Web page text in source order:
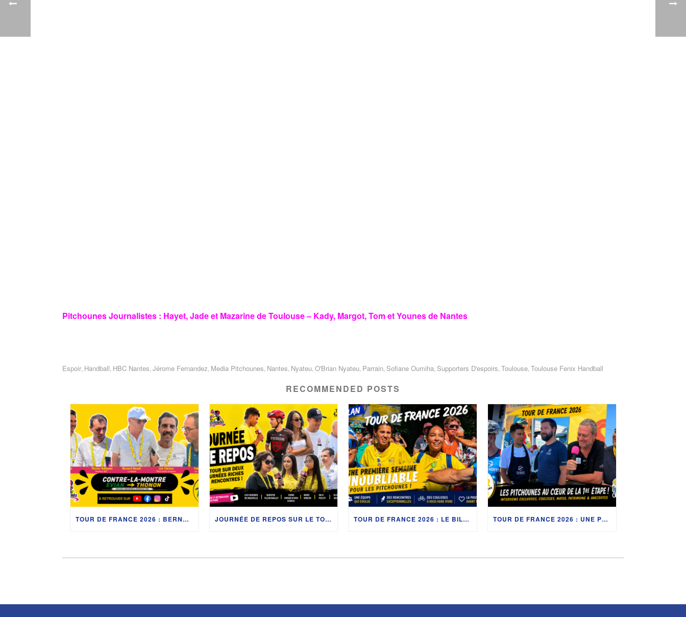
Pitchounes Journalistes : Hayet, Jade et Mazarine de Toulouse – Kady, Margot, Tom et Younes de Nantes
Espoir Handball HBC Nantes Jérome Fernandez Media Pitchounes Nantes Nyateu O'Brian Nyateu Parrain Sofiane Oumiha Supporters D'espoirs Toulouse Toulouse Fenix Handball
RECOMMENDED POSTS
TOUR DE FRANCE 2026 : BERNARD HINAULT, LES MONDIAUX 2027 ET LES COULISSES DU CONTRE-LA-MONTRE ENTRE ÉVIAN-LES-BAINS ET THONON-LES-BAINS JOURNÉE DE REPOS SUR LE TOUR DE FRANCE 2026 : RETOUR SUR DEUX JOURNÉES RICHES EN RENCONTRES TOUR DE FRANCE 2026 : LE BILAN DE LA PREMIÈRE SEMAINE DES PITCHOUNES AVANT LA REPRISE TOUR DE FRANCE 2026 : UNE PREMIÈRE JOURNÉE RICHE EN RENCONTRES À BARCELONE